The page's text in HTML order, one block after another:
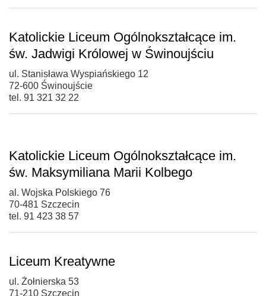
Katolickie Liceum Ogólnokształcące im.
św. Jadwigi Królowej w Świnoujściu
ul. Stanisława Wyspiańskiego 12
72-600 Świnoujście
tel. 91 321 32 22
Katolickie Liceum Ogólnokształcące im.
św. Maksymiliana Marii Kolbego
al. Wojska Polskiego 76
70-481 Szczecin
tel. 91 423 38 57
Liceum Kreatywne
ul. Żołnierska 53
71-210 Szczecin